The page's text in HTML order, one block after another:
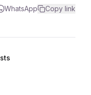
WhatsApp Copy link